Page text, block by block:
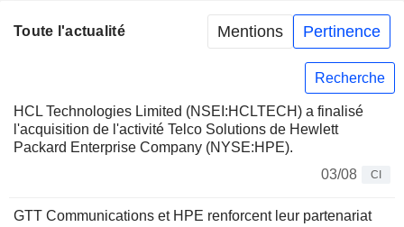
Toute l'actualité Mentions Pertinence
Recherche
HCL Technologies Limited (NSEI:HCLTECH) a finalisé
l'acquisition de l'activité Telco Solutions de Hewlett
Packard Enterprise Company (NYSE:HPE).
03/08
CI
GTT Communications et HPE renforcent leur partenariat